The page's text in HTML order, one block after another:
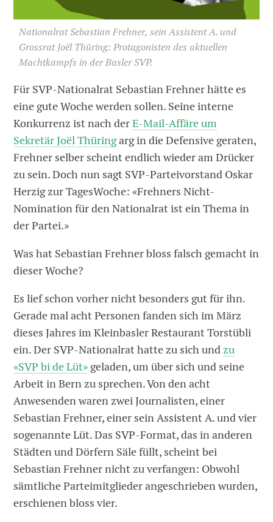
Nationalrat Sebastian Frehner, sein Assistent A. und
Grossrat Joël Thüring: Protagonisten des aktuellen
Machtkampfs in der Basler SVP.
Für SVP-Nationalrat Sebastian Frehner hätte es
eine gute Woche werden sollen. Seine interne
Konkurrenz ist nach derE-Mail-Affäre um
Sekretär Joël Thüringarg in die Defensive geraten,
Frehner selber scheint endlich wieder am Drücker
zu sein. Doch nun sagt SVP-Parteivorstand Oskar
Herzig zur TagesWoche: «Frehners Nicht-
Nomination für den Nationalrat ist ein Thema in
der Partei.»
Was hat Sebastian Frehner bloss falsch gemacht in
dieser Woche?
Es lief schon vorher nicht besonders gut für ihn.
Gerade mal acht Personen fanden sich im März
dieses Jahres im Kleinbasler Restaurant Torstübli
ein. Der SVP-Nationalrat hatte zu sich undzu
«SVP bi de Lüt» geladen, um über sich und seine
Arbeit in Bern zu sprechen. Von den acht
Anwesenden waren zwei Journalisten, einer
Sebastian Frehner, einer sein Assistent A. und vier
sogenannte Lüt. Das SVP-Format, das in anderen
Städten und Dörfern Säle füllt, scheint bei
Sebastian Frehner nicht zu verfangen: Obwohl
sämtliche Parteimitglieder angeschrieben wurden,
erschienen bloss vier.